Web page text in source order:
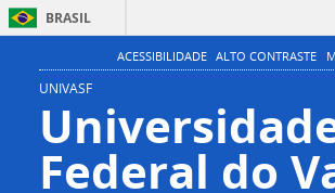
BRASIL
Acesso
ACESSIBILIDADE ALTO CONTRASTE
UNIVASF
Federal do